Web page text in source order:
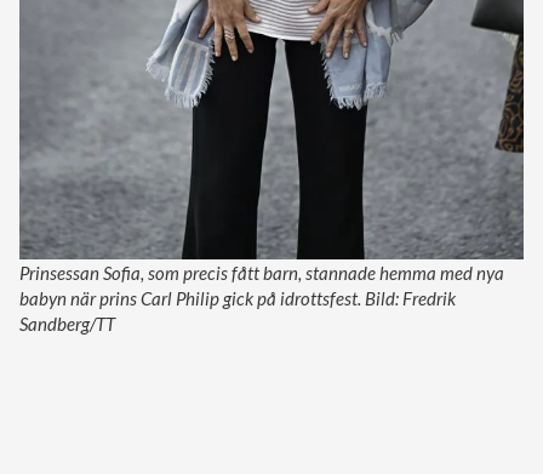
Prinsessan Sofia, som precis fått barn, stannade hemma med nya
babyn när prins Carl Philip gick på idrottsfest. Bild: Fredrik
Sandberg/TT